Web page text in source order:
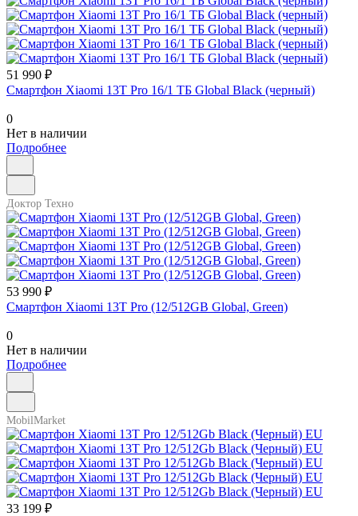
51 990 ₽
Смартфон Xiaomi 13T Pro 16/1 ТБ Global Black (черный)
0
Нет в наличии
Подробнее
Доктор Техно
53 990 ₽
Смартфон Xiaomi 13T Pro (12/512GB Global, Green)
0
Нет в наличии
Подробнее
MobilMarket
33 199 ₽